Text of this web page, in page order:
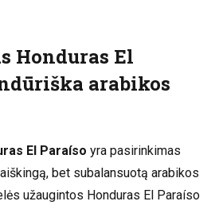
Honduras El
arabikos
El Paraíso yra pasirinkimas
bet subalansuotą arabikos
užaugintos Honduras El Paraíso